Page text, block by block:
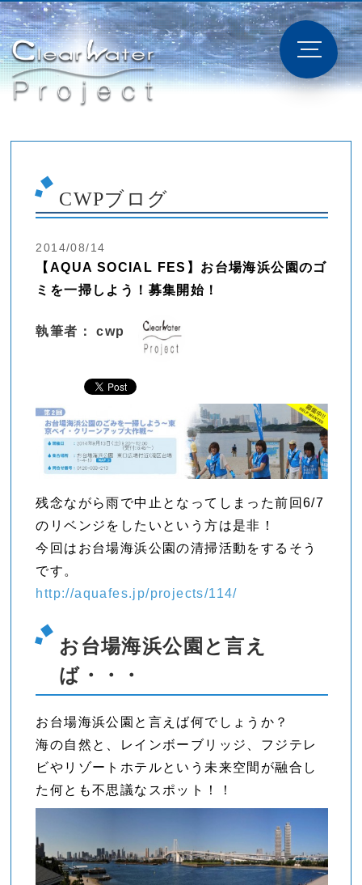
CWPブログ
2014/08/14
【AQUA SOCIAL FES】お台場海浜公園のゴ
ミを一掃しよう！募集開始！
執筆者： cwp
残念ながら雨で中止となってしまった前回6/7
のリベンジをしたいという方は是非！
今回はお台場海浜公園の清掃活動をするそう
です。
http://aquafes.jp/projects/114/
お台場海浜公園と言え
ば・・・
お台場海浜公園と言えば何でしょうか？
海の自然と、レインボーブリッジ、フジテレ
ビやリゾートホテルという未来空間が融合し
た何とも不思議なスポット！！